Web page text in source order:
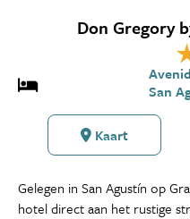
Don Gregory
San
Kaart
Gelegen in San Agustín op
hotel direct aan het rustige